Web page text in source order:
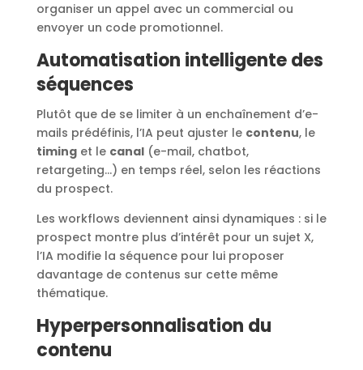
organiser un appel avec un commercial ou
envoyer un code promotionnel.
Automatisation intelligente des
séquences
Plutôt que de se limiter à un enchaînement d’e-
mails prédéfinis, l’IA peut ajuster le contenu, le
timinget le canal(e-mail, chatbot,
retargeting…) en temps réel, selon les réactions
du prospect.
Les workflows deviennent ainsi dynamiques : si le
prospect montre plus d’intérêt pour un sujet X,
l’IA modifie la séquence pour lui proposer
davantage de contenus sur cette même
thématique.
Hyperpersonnalisation du
contenu